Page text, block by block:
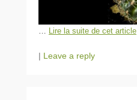
… Lire la suite de cet article
| Leave a reply